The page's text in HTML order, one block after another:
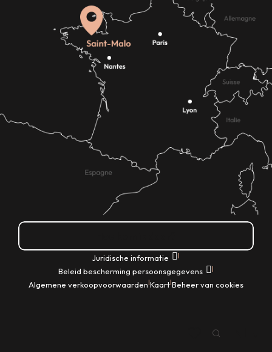
Juridische informatie |
Beleid bescherming persoonsgegevens |
Algemene verkoopvoorwaarden|Kaart|Beheer van cookies